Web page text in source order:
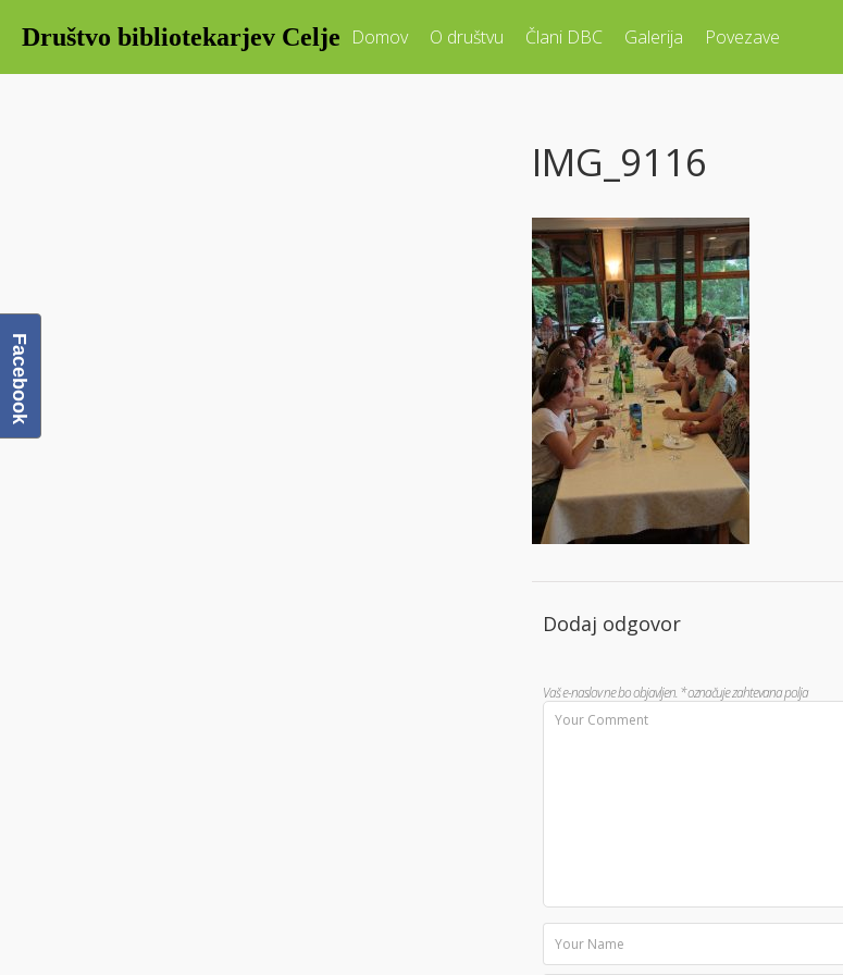
Društvo bibliotekarjev Celje Domov O društvu Člani DBC Galerija Povezave
IMG_9116
Dodaj odgovor
Vaš e-naslov ne bo objavljen.*označuje zahtevana polja
Facebook